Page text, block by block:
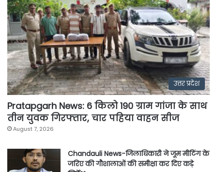
उत्तर प्रदेश
Pratapgarh News: 6 किलो 190 ग्राम गांजा के साथ
तीन युवक गिरफ्तार, चार पहिया वाहन सीज
August 7, 2026
Chandauli News-जिलाधिकारी ने जूम मीटिंग के
जरिए की गौशालाओं की समीक्षा कर दिए कड़े